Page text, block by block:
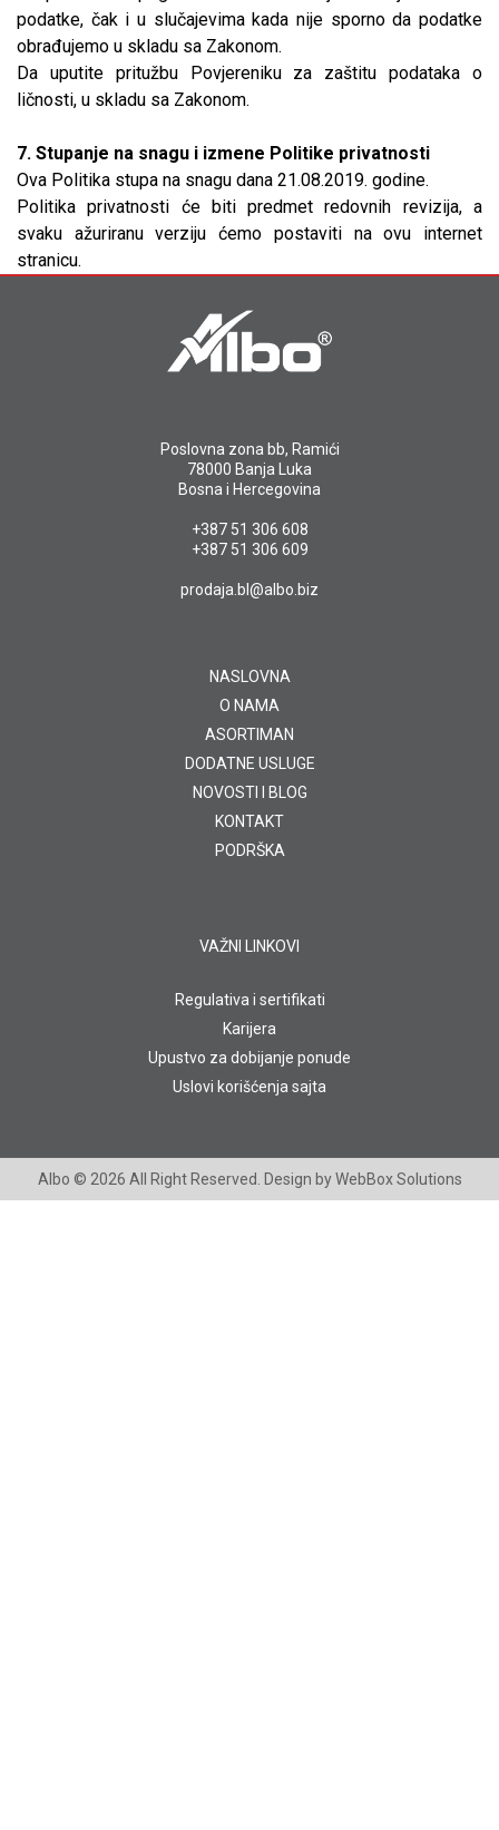
podatke, čak i u slučajevima kada nije sporno da podatke
obrađujemo u skladu sa Zakonom.
Da uputite pritužbu Povjereniku za zaštitu podataka o
ličnosti, u skladu sa Zakonom.
7. Stupanje na snagu i izmene Politike privatnosti
Ova Politika stupa na snagu dana 21.08.2019. godine.
Politika privatnosti će biti predmet redovnih revizija, a
svaku ažuriranu verziju ćemo postaviti na ovu internet
stranicu.
Poslovna zona bb, Ramići
78000 Banja Luka
Bosna i Hercegovina
+387 51 306 608
+387 51 306 609
prodaja.bl@albo.biz
NASLOVNA
O NAMA
ASORTIMAN
DODATNE USLUGE
NOVOSTI I BLOG
KONTAKT
PODRŠKA
VAŽNI LINKOVI
Regulativa i sertifikati
Karijera
Upustvo za dobijanje ponude
Uslovi korišćenja sajta
Albo © 2026 All Right Reserved. Design byWebBox Solutions